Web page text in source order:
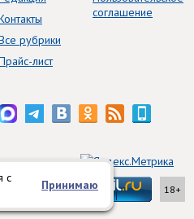
с
Принимаю
рубрики
лист
соглашение
18+